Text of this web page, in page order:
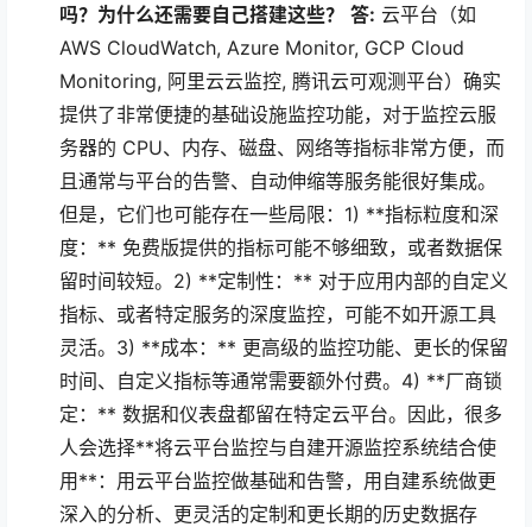
吗？为什么还需要自己搭建这些？
答: 云平台（如
AWS CloudWatch, Azure Monitor, GCP Cloud
Monitoring, 阿里云云监控, 腾讯云可观测平台）确实
提供了非常便捷的基础设施监控功能，对于监控云服
务器的 CPU、内存、磁盘、网络等指标非常方便，而
且通常与平台的告警、自动伸缩等服务能很好集成。
但是，它们也可能存在一些局限：1) **指标粒度和深
度：** 免费版提供的指标可能不够细致，或者数据保
留时间较短。2) **定制性：** 对于应用内部的自定义
指标、或者特定服务的深度监控，可能不如开源工具
灵活。3) **成本：** 更高级的监控功能、更长的保留
时间、自定义指标等通常需要额外付费。4) **厂商锁
定：** 数据和仪表盘都留在特定云平台。因此，很多
人会选择**将云平台监控与自建开源监控系统结合使
用**：用云平台监控做基础和告警，用自建系统做更
深入的分析、更灵活的定制和更长期的历史数据存